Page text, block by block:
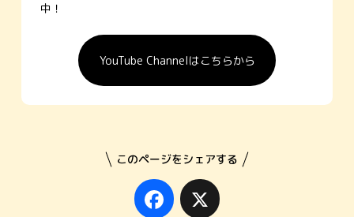
中！
YouTube Channelはこちらから
このページをシェアする
Facebook